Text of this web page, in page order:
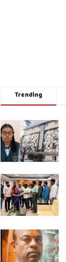
Trending